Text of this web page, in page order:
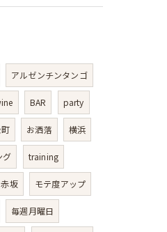
アルゼンチンタンゴ
BAR party
お洒落 横浜
グ training
赤坂 モテ度アップ
毎週月曜日